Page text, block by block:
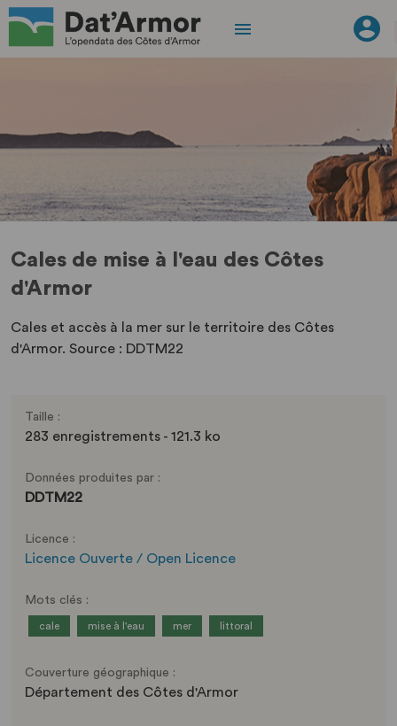
Cales de mise à l'eau des Côtes
d'Armor
Cales et accès à la mer sur le territoire des Côtes
d'Armor. Source : DDTM22
Taille :
283 enregistrements - 121.3 ko
Données produites par :
DDTM22
Licence :
Licence Ouverte / Open Licence
Mots clés :
cale mise à l'eau mer littoral
Couverture géographique :
Département des Côtes d'Armor